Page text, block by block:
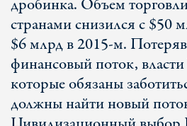
дробинка. Объем
странами снизился с $50
$6 млрд в 2015-м.
финансовый поток,
которые обязаны
должны найти новый